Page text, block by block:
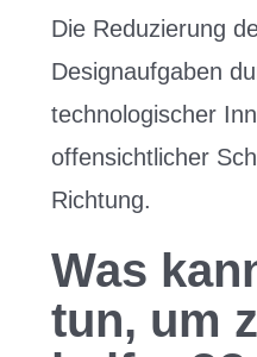
Die Reduzierung
Designaufgaben
technologischer
offensichtlicher
Richtung.
Was
tun, um